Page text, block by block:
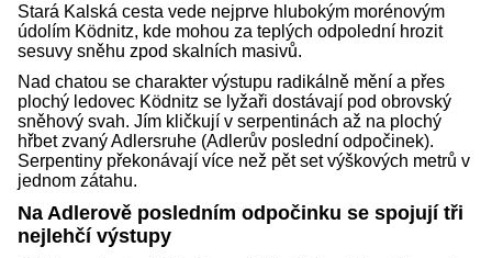
Stará Kalská cesta vede nejprve hlubokým morénovým
údolím Ködnitz, kde mohou za teplých odpolední hrozit
sesuvy sněhu zpod skalních masivů.
Nad chatou se charakter výstupu radikálně mění a přes
plochý ledovec Ködnitz se lyžaři dostávají pod obrovský
sněhový svah. Jím kličkují v serpentinách až na plochý
hřbet zvaný Adlersruhe (Adlerův poslední odpočinek).
Serpentiny překonávají více než pět set výškových metrů v
jednom zátahu.
Na Adlerově posledním odpočinku se spojují tři
nejlehčí výstupy